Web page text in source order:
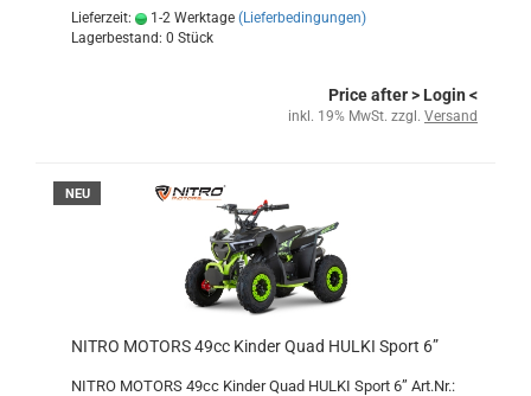
Lieferzeit: 1-2 Werktage (Lieferbedingungen)
Lagerbestand: 0 Stück
Price after> Login <
inkl. 19% MwSt. zzgl. Versand
NEU
NITRO MOTORS 49cc Kinder Quad HULKI Sport 6”
NITRO MOTORS 49cc Kinder Quad HULKI Sport 6” Art.Nr.: